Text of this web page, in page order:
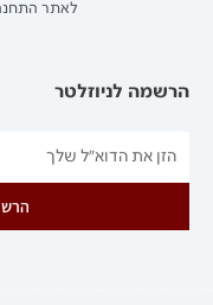
לאתר
הרשמה לניוזלטר